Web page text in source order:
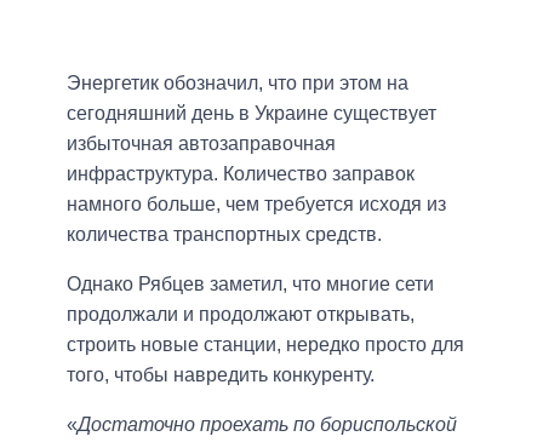
Энергетик обозначил, что при этом на
сегодняшний день в Украине существует
избыточная автозаправочная
инфраструктура. Количество заправок
намного больше, чем требуется исходя из
количества транспортных средств.
Однако Рябцев заметил, что многие сети
продолжали и продолжают открывать,
строить новые станции, нередко просто для
того, чтобы навредить конкуренту.
«Достаточно проехать по бориспольской